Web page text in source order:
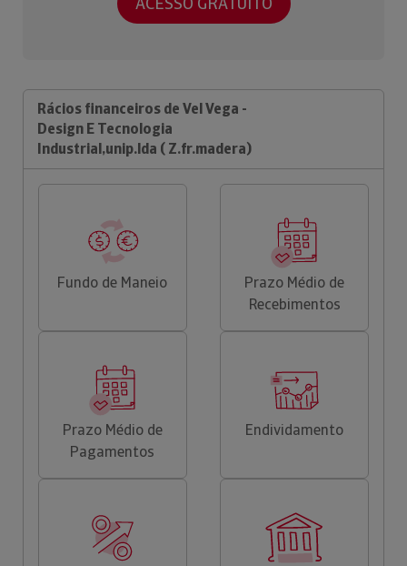
Rácios financeiros de Vel Vega -
Design E Tecnologia
Industrial,unip.lda ( Z.fr.madera)
Fundo de Maneio
Prazo Médio de
Recebimentos
Prazo Médio de
Pagamentos
Endividamento